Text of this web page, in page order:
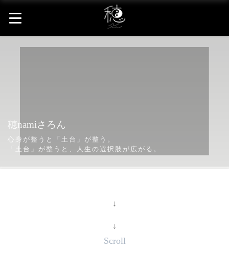
穂namiさろん
心身が整うと「土台」が整う。
「土台」が整うと、人生の選択肢が広がる。
整体
身体の外側から整える。
↓
↓
Scroll